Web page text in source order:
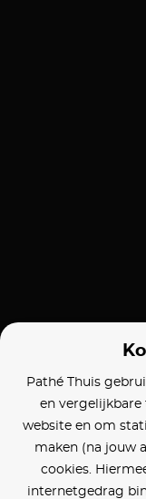
Pathé Thuis
en vergelijkbare
website en om
maken (na jouw
cookies.
internetgedrag